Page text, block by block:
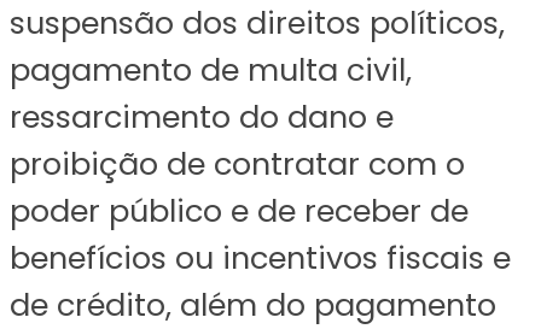
suspensão dos direitos políticos,
pagamento de multa civil,
ressarcimento do dano e
proibição de contratar com o
poder público e de receber de
benefícios ou incentivos fiscais e
de crédito, além do pagamento